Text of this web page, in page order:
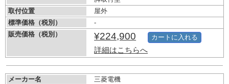
取付位置
屋外
標準価格（税別）
-
販売価格（税別）
¥224,900
詳細はこちらへ
カートに入れる
メーカー名
三菱電機